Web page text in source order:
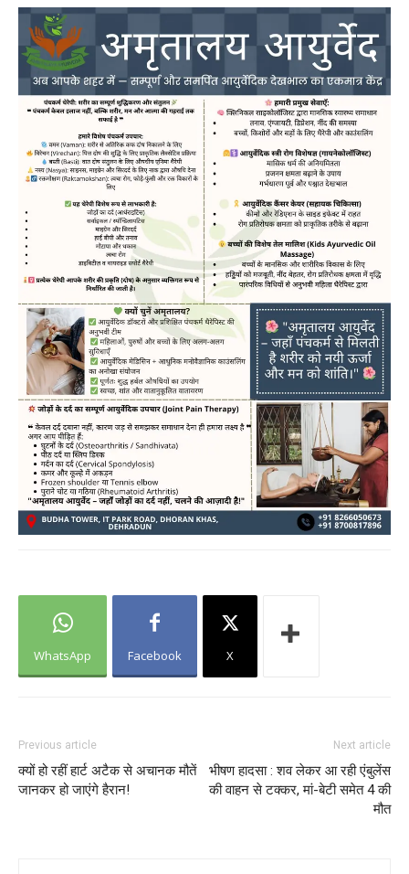
WhatsApp Facebook X
Previous article
क्यों हो रहीं हार्ट अटैक से अचानक मौतें
जानकर हो जाएंगे हैरान!
Next article
भीषण हादसा : शव लेकर आ रही एंबुलेंस
की वाहन से टक्‍कर, मां-बेटी समेत 4 की
मौत